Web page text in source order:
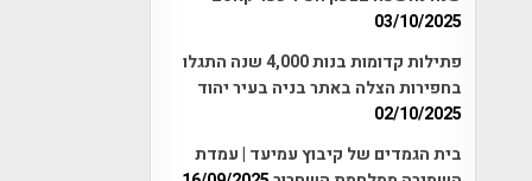
03/10/2025
פתילות קדומות בנות 4,000 שנה התגלו
בחפירות הצלה באתר בניה בעיר יהוד
02/10/2025
בית הגמדים של קיבוץ עמיעד | עמדת